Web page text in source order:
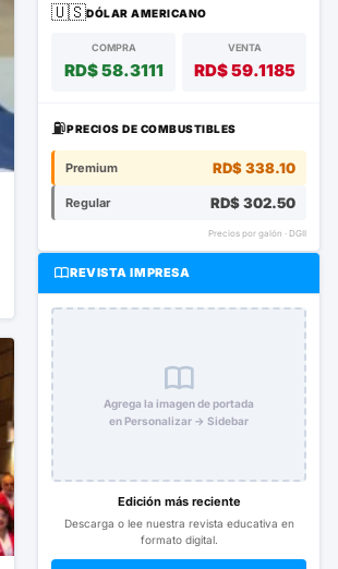
🇺🇸DÓLAR AMERICANO
COMPRA
RD$ 58.3111
VENTA
RD$ 59.1185
⛽PRECIOS DE COMBUSTIBLES
Premium RD$ 338.10
Regular RD$ 302.50
Precios por galón · DGII
REVISTA IMPRESA
Agrega la imagen de portada
en Personalizar → Sidebar
Edición más reciente
Descarga o lee nuestra revista educativa en
formato digital.